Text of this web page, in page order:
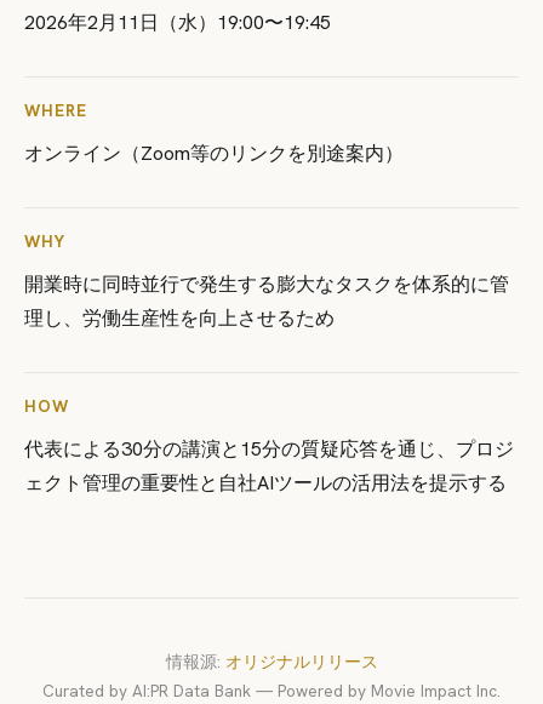
2026年2月11日（水）19:00〜19:45
WHERE
オンライン（Zoom等のリンクを別途案内）
WHY
開業時に同時並行で発生する膨大なタスクを体系的に管
理し、労働生産性を向上させるため
HOW
代表による30分の講演と15分の質疑応答を通じ、プロジ
ェクト管理の重要性と自社AIツールの活用法を提示する
情報源: オリジナルリリース
Curated by AI:PR Data Bank — Powered by Movie Impact Inc.